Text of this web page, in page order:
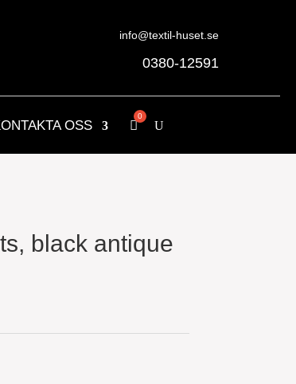
info@textil-huset.se
0380-12591
OSS
black antique